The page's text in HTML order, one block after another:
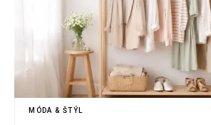
MÓDA & ŠTÝL